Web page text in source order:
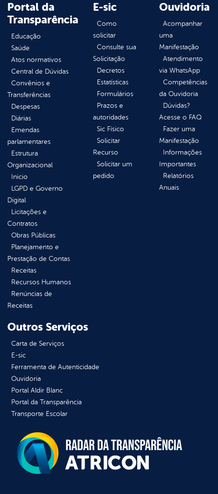
Portal da
Transparência
Educação
Saúde
Atos normativos
Central de Dúvidas
Convênios e
Transferências
Despesas
Diárias
Emendas
parlamentares
Estrutura
Organizacional
Inicio
LGPD e Governo
Digital
Licitações e
Contratos
Obras Públicas
Planejamento e
Prestação de Contas
Receitas
Recursos Humanos
Renúncias de
Receitas
E-sic
Como
solicitar
Consulte sua
Solicitação
Decretos
Estatísticas
Formulários
Prazos e
autoridades
Sic Físico
Solicitar
Recurso
Solicitar um
pedido
Ouvidoria
Acompanhar
uma
Manifestação
Atendimento
via WhatsApp
Competências
da Ouvidoria
Dúvidas?
Acesse o FAQ
Fazer uma
Manifestação
Informações
Importantes
Relatórios
Anuais
Outros Serviços
Carta de Serviços
E-sic
Ferramenta de Autenticidade
Ouvidoria
Portal Aldir Blanc
Portal da Transparência
Transporte Escolar